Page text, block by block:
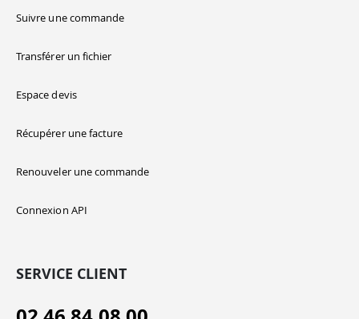
Suivre une commande
Transférer un fichier
Espace devis
Récupérer une facture
Renouveler une commande
Connexion API
SERVICE CLIENT